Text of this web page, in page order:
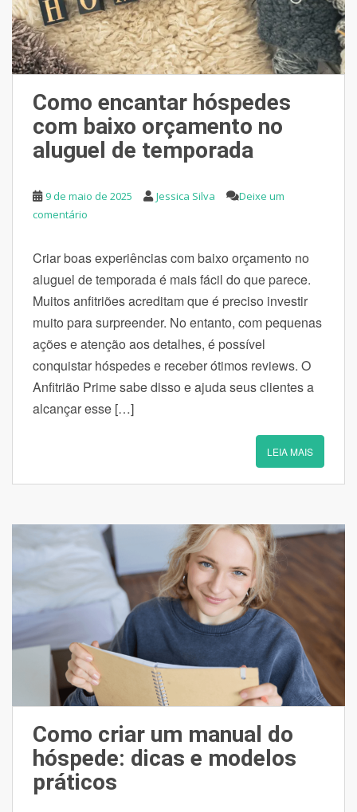
Como encantar hóspedes
com baixo orçamento no
aluguel de temporada
9 de maio de 2025 Jessica Silva
Deixe um
comentário
Criar boas experiências com baixo orçamento no
aluguel de temporada é mais fácil do que parece.
Muitos anfitriões acreditam que é preciso investir
muito para surpreender. No entanto, com pequenas
ações e atenção aos detalhes, é possível
conquistar hóspedes e receber ótimos reviews. O
Anfitrião Prime sabe disso e ajuda seus clientes a
alcançar esse […]
LEIA MAIS
Como criar um manual do
hóspede: dicas e modelos
práticos